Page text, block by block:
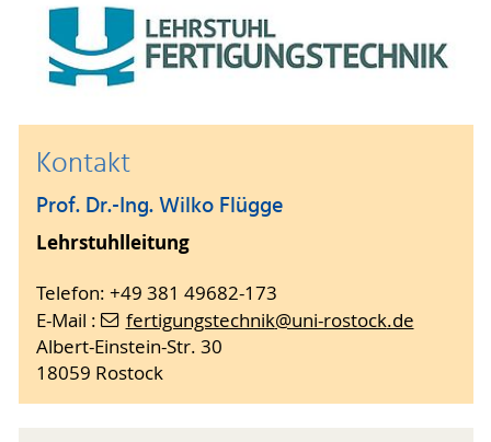
Kontakt
Prof. Dr.-Ing. Wilko Flügge
Lehrstuhlleitung
Telefon: +49 381 49682-173
E-Mail :
fertigungstechnik@uni-rostock.de
Albert-Einstein-Str. 30
18059 Rostock